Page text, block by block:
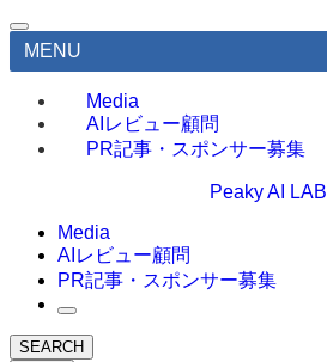
MENU
Media
AIレビュー顧問
PR記事・スポンサー募集
Peaky AI LAB
Media
AIレビュー顧問
PR記事・スポンサー募集
SEARCH